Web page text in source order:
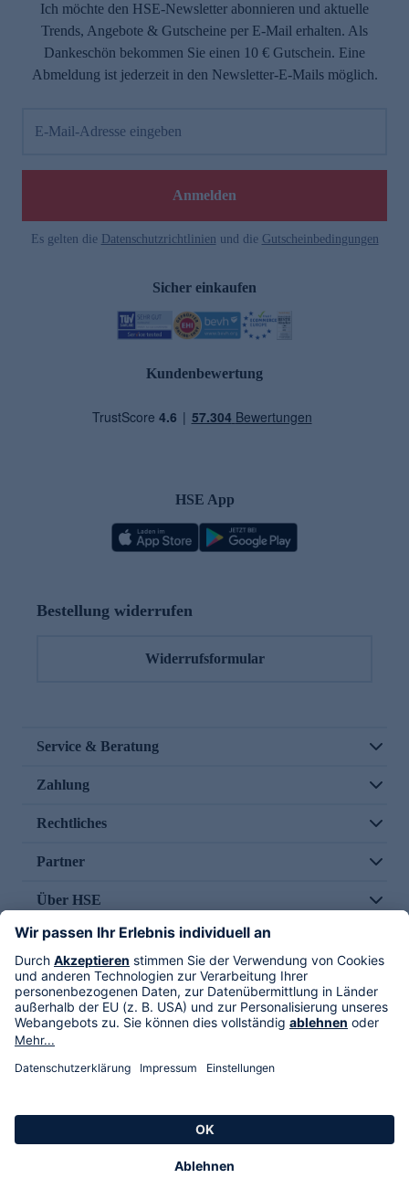
Ich möchte den HSE-Newsletter abonnieren und aktuelle
Trends, Angebote & Gutscheine per E-Mail erhalten. Als
Dankeschön bekommen Sie einen 10 € Gutschein. Eine
Abmeldung ist jederzeit in den Newsletter-E-Mails möglich.
E-Mail-Adresse eingeben
Anmelden
Es gelten die Datenschutzrichtlinien und die Gutscheinbedingungen
Sicher einkaufen
Kundenbewertung
HSE App
Bestellung widerrufen
Widerrufsformular
Service & Beratung
Zahlung
Rechtliches
Partner
Über HSE
Im TV
HSE International